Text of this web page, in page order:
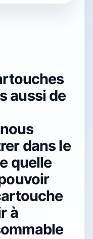
aussi de
nous
dans le
quelle
à